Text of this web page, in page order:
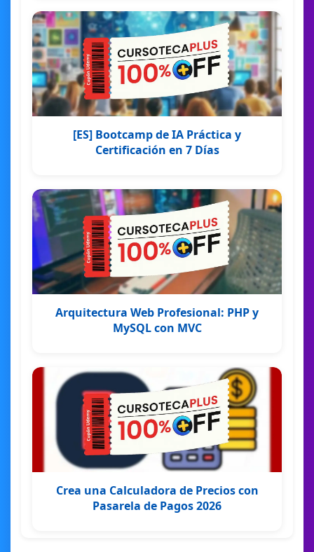
[ES] Bootcamp de IA Práctica y
Certificación en 7 Días
Arquitectura Web Profesional: PHP y
MySQL con MVC
Crea una Calculadora de Precios con
Pasarela de Pagos 2026